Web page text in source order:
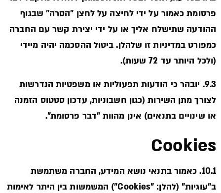
פרסומת כאמור על ידי לחיצה על לחצן "הסרה" שבגוף
ההודעה שתישלח אליך או על ידי יצירת קשר עם החברה
כמפורט במדיניות זו שלהלן. ביטול ההסכמה יהיה מיידי
(ולכל היותר עד 72 שעות).
9.3. יובהר כי הודעות תפעוליות או משפטיות הנדרשות
לצורך מתן השירות (כגון חשבוניות, עדכון סטטוס הזמנה
או שינויים בתנאים) אינן מהוות "דבר פרסומת".
Cookies
10.1. כאמור בתנאי נושא המידע, החברה משתמשת
ב"עוגיות" (להלן: "Cookies") המשמשות בין היתר לאימות